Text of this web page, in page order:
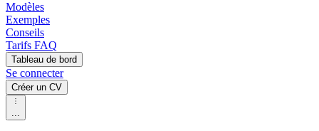
Modèles
Exemples
Conseils
Tarifs FAQ
Tableau de bord
Se connecter
Créer un CV
...